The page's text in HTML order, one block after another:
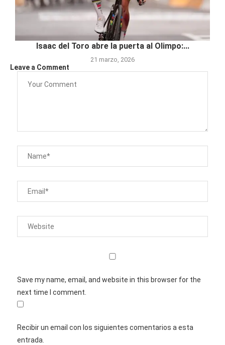
Isaac del Toro abre la puerta al Olimpo:...
21 marzo, 2026
Leave a Comment
Save my name, email, and website in this browser for the
next time I comment.
Recibir un email con los siguientes comentarios a esta
entrada.